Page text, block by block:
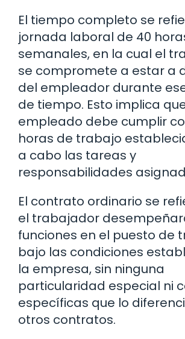
El tiempo completo se
jornada laboral de 40
semanales, en la cual el
se compromete a estar a
del empleador durante
de tiempo. Esto implica
empleado debe cumplir
horas de trabajo
a cabo las tareas y
responsabilidades
El contrato ordinario se
el trabajador
funciones en el puesto de
bajo las condiciones
la empresa, sin ninguna
particularidad especial ni
específicas que lo
otros contratos.